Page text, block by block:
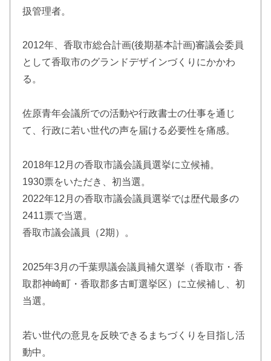
扱管理者。
2012年、香取市総合計画(後期基本計画)審議会委員
として香取市のグランドデザインづくりにかかわ
る。
佐原青年会議所での活動や行政書士の仕事を通じ
て、行政に若い世代の声を届ける必要性を痛感。
2018年12月の香取市議会議員選挙に立候補。
1930票をいただき、初当選。
2022年12月の香取市議会議員選挙では歴代最多の
2411票で当選。
香取市議会議員（2期）。
2025年3月の千葉県議会議員補欠選挙（香取市・香
取郡神崎町・香取郡多古町選挙区）に立候補し、初
当選。
若い世代の意見を反映できるまちづくりを目指し活
動中。